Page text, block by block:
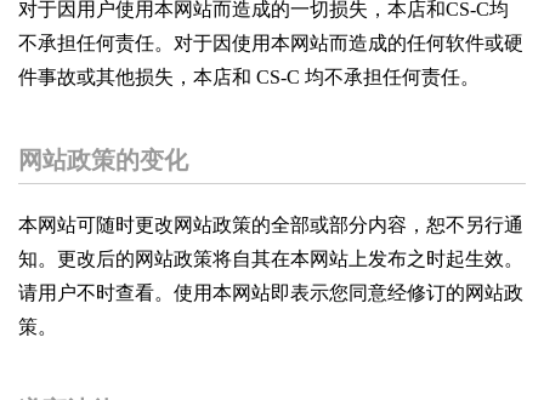
对于因用户使用本网站而造成的一切损失，本店和CS-C均
不承担任何责任。对于因使用本网站而造成的任何软件或硬
件事故或其他损失，本店和 CS-C 均不承担任何责任。
网站政策的变化
本网站可随时更改网站政策的全部或部分内容，恕不另行通
知。更改后的网站政策将自其在本网站上发布之时起生效。
请用户不时查看。使用本网站即表示您同意经修订的网站政
策。